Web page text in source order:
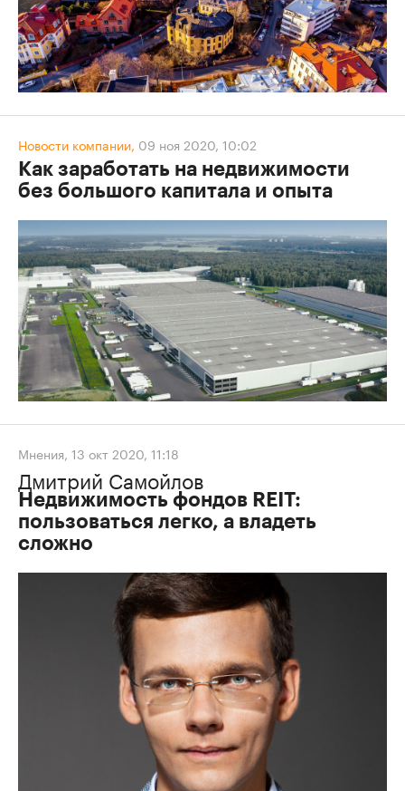
Новости компании, 09 ноя 2020, 10:02
Как заработать на недвижимости
без большого капитала и опыта
Мнения, 13 окт 2020, 11:18
Дмитрий Самойлов
Недвижимость фондов REIT:
пользоваться легко, а владеть
сложно